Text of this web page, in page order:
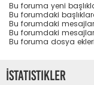
Bu foruma yeni
Bu forumdaki
Bu forumdaki
Bu forumdaki
Bu foruma dosya ekleri
İstatistikler